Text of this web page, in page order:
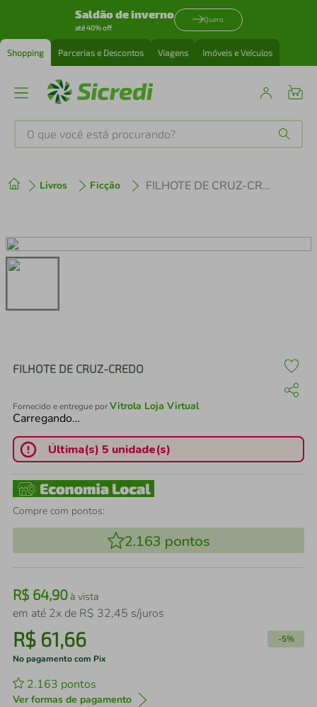
Saldão de inverno
até 40% off
Quero
Shopping Parcerias e Descontos Viagens Imóveis e Veículos
O que você está procurando?
Livros Ficção FILHOTE DE CRUZ-CREDO
FILHOTE DE CRUZ-CREDO
Fornecido e entregue porVitrola Loja Virtual
Carregando…
Última(s) 5 unidade(s)
Compre com pontos:
2.163 pontos
R$ 64,90à vista
em até 2x de R$ 32,45 s/juros
R$ 61,66 -5%
No pagamento com Pix
2.163 pontos
Ver formas de pagamento
2º cafeteira